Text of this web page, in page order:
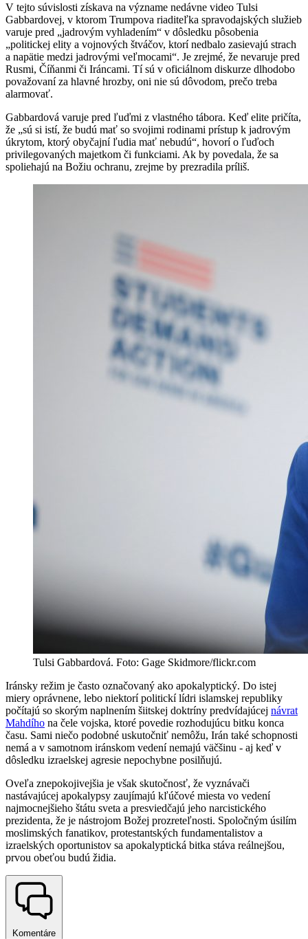
V tejto súvislosti získava na význame nedávne video Tulsi
Gabbardovej, v ktorom Trumpova riaditeľka spravodajských služieb
varuje pred „jadrovým vyhladením“ v dôsledku pôsobenia
„politickej elity a vojnových štváčov, ktorí nedbalo zasievajú strach
a napätie medzi jadrovými veľmocami“. Je zrejmé, že nevaruje pred
Rusmi, Číňanmi či Iráncami. Tí sú v oficiálnom diskurze dlhodobo
považovaní za hlavné hrozby, oni nie sú dôvodom, prečo treba
alarmovať.
Gabbardová varuje pred ľuďmi z vlastného tábora. Keď elite pričíta,
že „sú si istí, že budú mať so svojimi rodinami prístup k jadrovým
úkrytom, ktorý obyčajní ľudia mať nebudú“, hovorí o ľuďoch
privilegovaných majetkom či funkciami. Ak by povedala, že sa
spoliehajú na Božiu ochranu, zrejme by prezradila príliš.
Tulsi Gabbardová. Foto: Gage Skidmore/flickr.com
Iránsky režim je často označovaný ako apokalyptický. Do istej
miery oprávnene, lebo niektorí politickí lídri islamskej republiky
počítajú so skorým naplnením šiitskej doktríny predvídajúcej návrat
Mahdího na čele vojska, ktoré povedie rozhodujúcu bitku konca
času. Sami niečo podobné uskutočniť nemôžu, Irán také schopnosti
nemá a v samotnom iránskom vedení nemajú väčšinu - aj keď v
dôsledku izraelskej agresie nepochybne posilňujú.
Oveľa znepokojivejšia je však skutočnosť, že vyznávači
nastávajúcej apokalypsy zaujímajú kľúčové miesta vo vedení
najmocnejšieho štátu sveta a presviedčajú jeho narcistického
prezidenta, že je nástrojom Božej prozreteľnosti. Spoločným úsilím
moslimských fanatikov, protestantských fundamentalistov a
izraelských oportunistov sa apokalyptická bitka stáva reálnejšou,
prvou obeťou budú židia.
Komentáre